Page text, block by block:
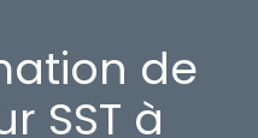
de
SST à